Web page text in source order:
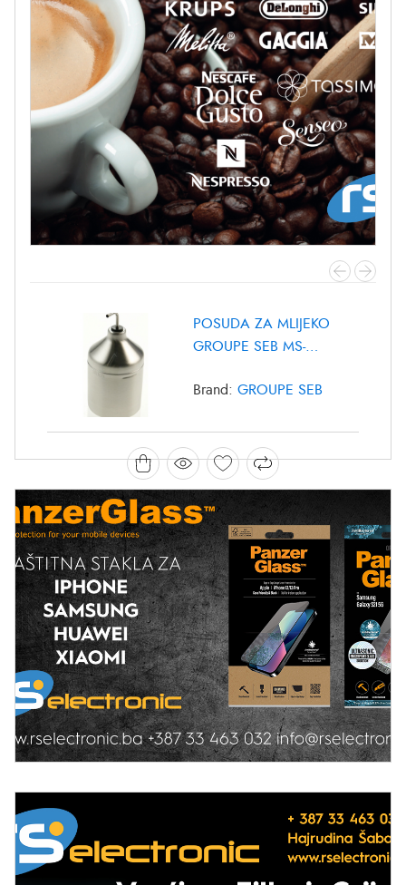
POSUDA ZA MLIJEKO
GROUPE SEB MS-
Brand:GROUPE SEB